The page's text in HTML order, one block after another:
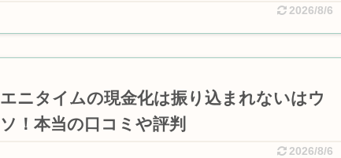
2026/8/6
エニタイムの現金化は振り込まれないはウ
ソ！本当の口コミや評判
2026/8/6